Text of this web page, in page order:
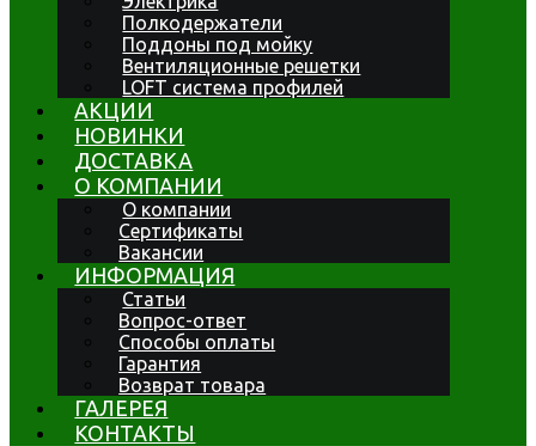
Полкодержатели
Поддоны под мойку
Вентиляционные решетки
LOFT система профилей
АКЦИИ
НОВИНКИ
ДОСТАВКА
О КОМПАНИИ
О компании
Сертификаты
Вакансии
ИНФОРМАЦИЯ
Статьи
Вопрос-ответ
Способы оплаты
Гарантия
Возврат товара
ГАЛЕРЕЯ
КОНТАКТЫ